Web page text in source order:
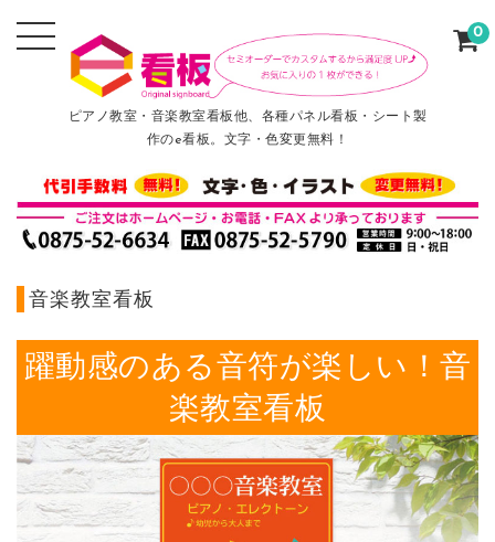
ピアノ教室・音楽教室看板他、各種パネル看板・シート製
作のe看板。文字・色変更無料！
0
音楽教室看板
躍動感のある音符が楽しい！音
楽教室看板